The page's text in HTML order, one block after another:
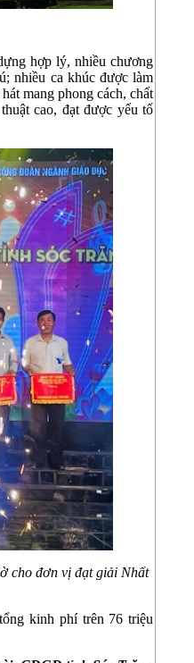
hợp lý, nhiều chương
nhiều ca khúc được làm
mang phong cách, chất
cao, đạt được yếu tố
cho đơn vị đạt giải Nhất
kinh phí trên 76 triệu